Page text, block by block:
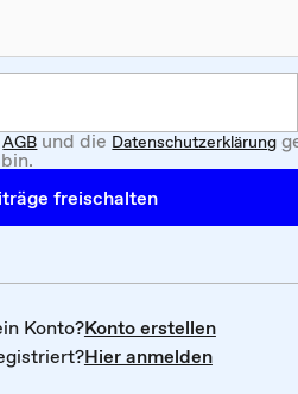
AGBund dieDatenschutzerklärung
freischalten
Konto?Konto erstellen
Hier anmelden